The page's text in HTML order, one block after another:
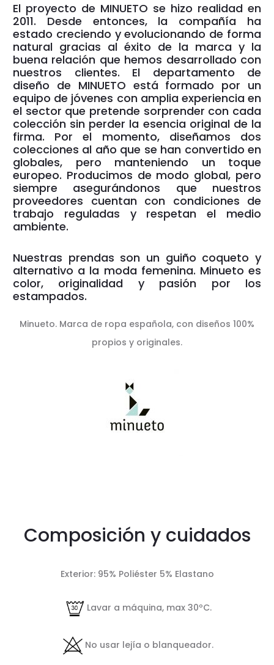
El proyecto de MINUETO se hizo realidad en
2011. Desde entonces, la compañía ha
estado creciendo y evolucionando de forma
natural gracias al éxito de la marca y la
buena relación que hemos desarrollado con
nuestros clientes. El departamento de
diseño de MINUETO está formado por un
equipo de jóvenes con amplia experiencia en
el sector que pretende sorprender con cada
colección sin perder la esencia original de la
firma. Por el momento, diseñamos dos
colecciones al año que se han convertido en
globales, pero manteniendo un toque
europeo. Producimos de modo global, pero
siempre asegurándonos que nuestros
proveedores cuentan con condiciones de
trabajo reguladas y respetan el medio
ambiente.
Nuestras prendas son un guiño coqueto y
alternativo a la moda femenina. Minueto es
color, originalidad y pasión por los
estampados.
Minueto. Marca de ropa española, con diseños 100%
propios y originales.
Composición y cuidados
Exterior: 95% Poliéster 5% Elastano
Lavar a máquina, max 30ºC.
No usar lejía o blanqueador.